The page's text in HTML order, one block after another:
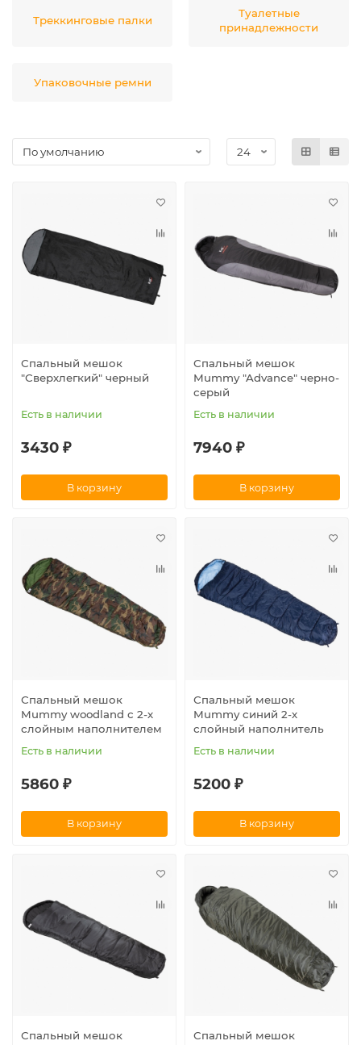
Треккинговые палки
Туалетные
принадлежности
Упаковочные ремни
Спальный мешок
"Сверхлегкий" черный
Есть в наличии
3430 ₽
В корзину
Спальный мешок
Mummy "Advance" черно-
серый
Есть в наличии
7940 ₽
В корзину
Спальный мешок
Mummy woodland с 2-х
слойным наполнителем
Есть в наличии
5860 ₽
В корзину
Спальный мешок
Mummy синий 2-х
слойный наполнитель
Есть в наличии
5200 ₽
В корзину
Спальный мешок
Спальный мешок